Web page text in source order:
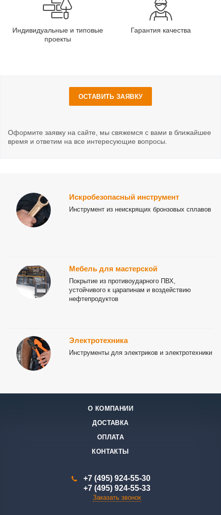
Индивидуальные и типовые
проекты
Гарантия качества
ОСТАВИТЬ ЗАЯВКУ
Оформите заявку на сайте, мы свяжемся с вами в ближайшее
время и ответим на все интересующие вопросы.
Искробезопасный инструмент
Инструмент из неискрящих бронзовых сплавов
Мебель для мастерской
Покрытие из противоударного ПВХ,
устойчивого к царапинам и воздействию
нефтепродуктов
Электротехника
Инструменты для электриков и электротехники
О КОМПАНИИ
ДОСТАВКА
ОПЛАТА
КОНТАКТЫ
+7 (495) 924-55-30
+7 (495) 924-55-33
Заказать звонок